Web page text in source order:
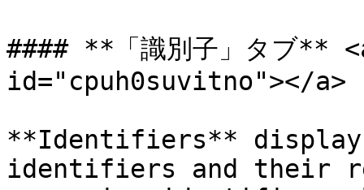
#### **「識別子」タブ
id="cpuh0suvitno"></a>
**Identifiers**
identifiers and their